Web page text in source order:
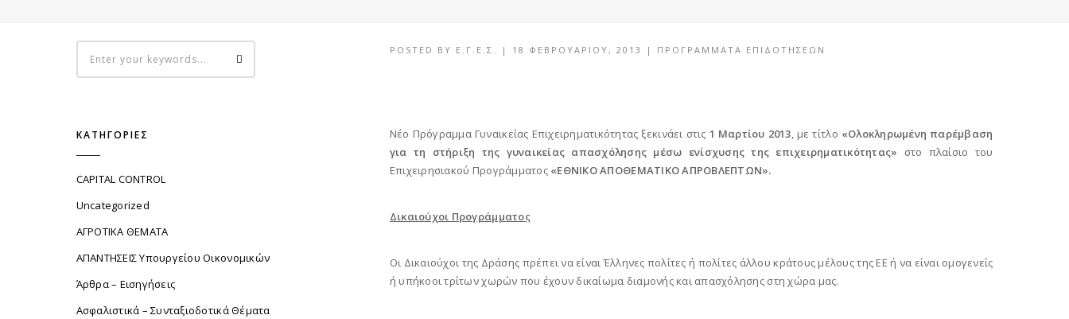
POSTED BY Ε.Γ.Ε.Σ. | 18 ΦΕΒΡΟΥΑΡΊΟΥ, 2013 | ΠΡΟΓΡΆΜΜΑΤΑ ΕΠΙΔΟΤΉΣΕΩΝ
Νέο Πρόγραμμα Γυναικείας Επιχειρηματικότητας ξεκινάει στις 1 Μαρτίου 2013, με τίτλο «Ολοκληρωμένη παρέμβαση
για τη στήριξη της γυναικείας απασχόλησης μέσω ενίσχυσης της επιχειρηματικότητας» στο πλαίσιο του
Επιχειρησιακού Προγράμματος«ΕΘΝΙΚΟ ΑΠΟΘΕΜΑΤΙΚΟ ΑΠΡΟΒΛΕΠΤΩΝ».
Δικαιούχοι Προγράμματος
Οι Δικαιούχοι της Δράσης πρέπει να είναι Έλληνες πολίτες ή πολίτες άλλου κράτους μέλους της ΕΕ ή να είναι ομογενείς
ή υπήκοοι τρίτων χωρών που έχουν δικαίωμα διαμονής και απασχόλησης στη χώρα μας.
ΚΑΤΗΓΟΡΊΕΣ
CAPITAL CONTROL
Uncategorized
ΑΓΡΟΤΙΚΑ ΘΕΜΑΤΑ
ΑΠΑΝΤΗΣΕΙΣ Υπουργείου Οικονομικών
Άρθρα – Εισηγήσεις
Ασφαλιστικά – Συνταξιοδοτικά Θέματα